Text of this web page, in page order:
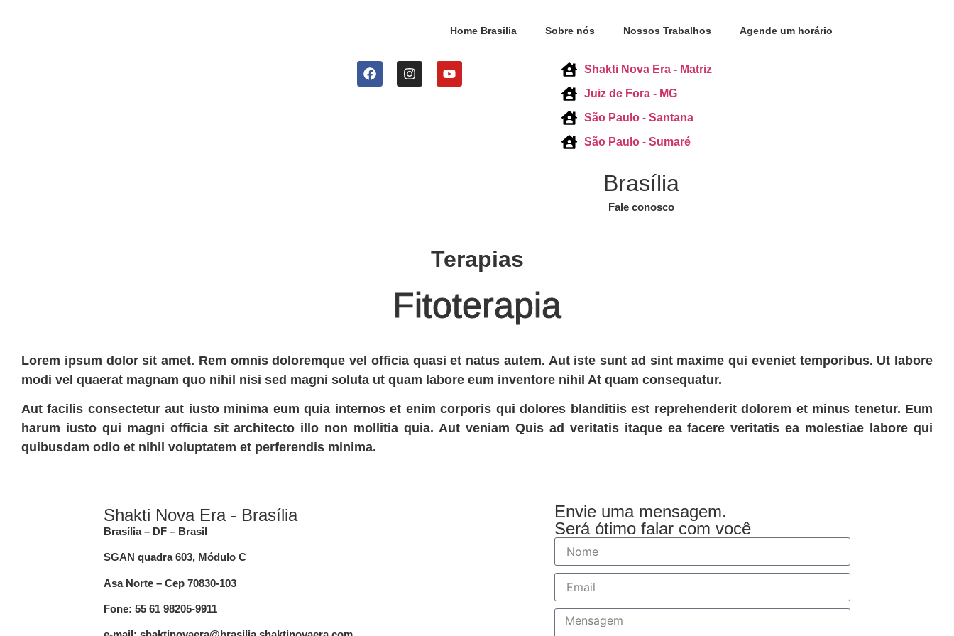
Home Brasilia Sobre nós Nossos Trabalhos Agende um horário
Shakti Nova Era - Matriz
Juiz de Fora - MG
São Paulo - Santana
São Paulo - Sumaré
Brasília
Fale conosco
Terapias
Fitoterapia
Lorem ipsum dolor sit amet. Rem omnis doloremque vel officia quasi et natus autem. Aut iste sunt ad sint maxime qui eveniet temporibus. Ut labore
modi vel quaerat magnam quo nihil nisi sed magni soluta ut quam labore eum inventore nihil At quam consequatur.
Aut facilis consectetur aut iusto minima eum quia internos et enim corporis qui dolores blanditiis est reprehenderit dolorem et minus tenetur. Eum
harum iusto qui magni officia sit architecto illo non mollitia quia. Aut veniam Quis ad veritatis itaque ea facere veritatis ea molestiae labore qui
quibusdam odio et nihil voluptatem et perferendis minima.
Shakti Nova Era - Brasília
Brasília – DF – Brasil
SGAN quadra 603, Módulo C
Asa Norte – Cep 70830-103
Fone: 55 61 98205-9911
Envie uma mensagem.
Será ótimo falar com você